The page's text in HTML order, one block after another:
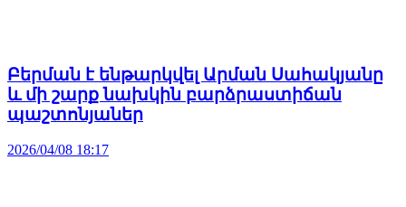
Բերման է ենթարկվել Արման Սահակյանը
և մի շարք նախկին բարձրաստիճան
պաշտոնյաներ
2026/04/08 18:17